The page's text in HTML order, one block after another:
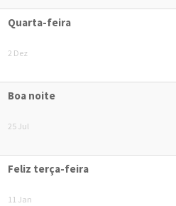
Quarta-feira
2 Dez
Boa noite
25 Jul
Feliz terça-feira
11 Jan